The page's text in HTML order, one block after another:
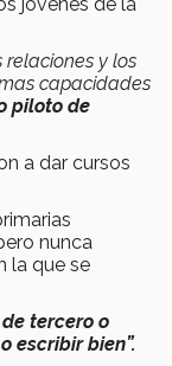
jóvenes de la
relaciones y los
capacidades
piloto de
a dar cursos
nunca
la que se
tercero o
escribir bien”.